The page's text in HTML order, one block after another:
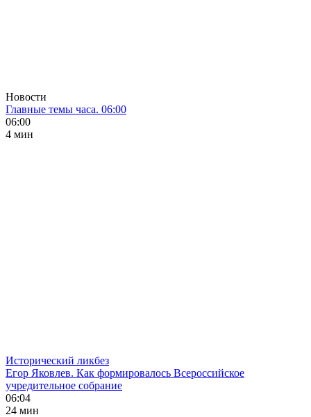
Новости
Главные темы часа. 06:00
06:00
4 мин
Исторический ликбез
Егор Яковлев. Как формировалось Всероссийское
учредительное собрание
06:04
24 мин